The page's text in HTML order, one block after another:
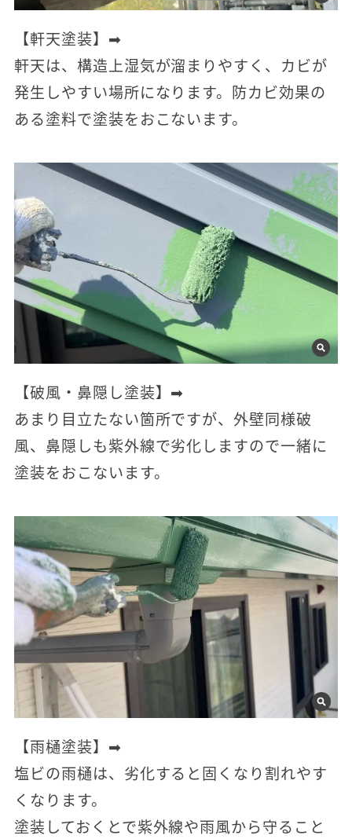
【軒天塗装】➡
軒天は、構造上湿気が溜まりやすく、カビが
発生しやすい場所になります。防カビ効果の
ある塗料で塗装をおこないます。
【破風・鼻隠し塗装】➡
あまり目立たない箇所ですが、外壁同様破
風、鼻隠しも紫外線で劣化しますので一緒に
塗装をおこないます。
【雨樋塗装】➡
塩ビの雨樋は、劣化すると固くなり割れやす
くなります。
塗装しておくとで紫外線や雨風から守ること